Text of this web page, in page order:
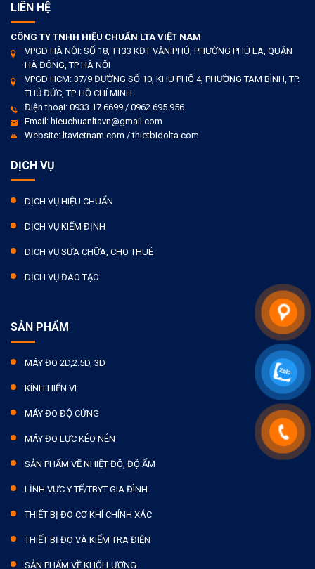
LIÊN HỆ
CÔNG TY TNHH HIỆU CHUẨN LTA VIỆT NAM
VPGD HÀ NỘI: SỐ 18, TT33 KĐT VĂN PHÚ, PHƯỜNG PHÚ LA, QUẬN
HÀ ĐÔNG, TP HÀ NỘI
VPGD HCM: 37/9 ĐƯỜNG SỐ 10, KHU PHỐ 4, PHƯỜNG TAM BÌNH, TP.
THỦ ĐỨC, TP. HỒ CHÍ MINH
Điện thoại: 0933.17.6699 / 0962.695.956
Email: hieuchuanltavn@gmail.com
Website: ltavietnam.com / thietbidolta.com
DỊCH VỤ
DỊCH VỤ HIỆU CHUẨN
DỊCH VỤ KIỂM ĐỊNH
DỊCH VỤ SỬA CHỮA, CHO THUÊ
DỊCH VỤ ĐÀO TẠO
SẢN PHẨM
MÁY ĐO 2D,2.5D, 3D
KÍNH HIỂN VI
MÁY ĐO ĐỘ CỨNG
MÁY ĐO LỰC KÉO NÉN
SẢN PHẨM VỀ NHIỆT ĐỘ, ĐỘ ẨM
LĨNH VỰC Y TẾ/TBYT GIA ĐÌNH
THIẾT BỊ ĐO CƠ KHÍ CHÍNH XÁC
THIẾT BỊ ĐO VÀ KIỂM TRA ĐIỆN
SẢN PHẨM VỀ KHỐI LƯỢNG